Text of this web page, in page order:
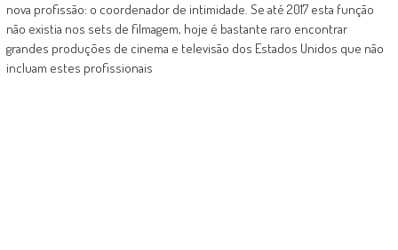
nova profissão: o coordenador de intimidade. Se até 2017 esta função
não existia nos sets de filmagem, hoje é bastante raro encontrar
grandes produções de cinema e televisão dos Estados Unidos que não
incluam estes profissionais